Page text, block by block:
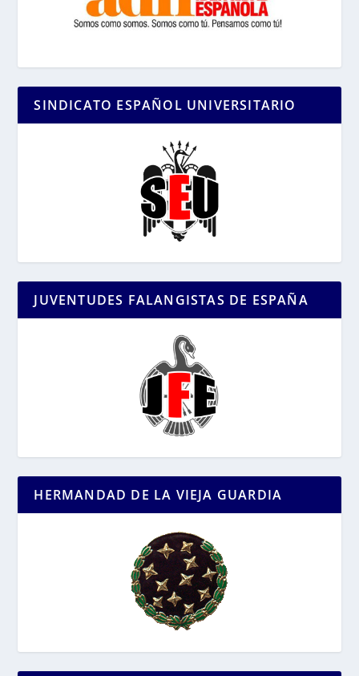
SINDICATO ESPAÑOL UNIVERSITARIO
JUVENTUDES FALANGISTAS DE ESPAÑA
HERMANDAD DE LA VIEJA GUARDIA